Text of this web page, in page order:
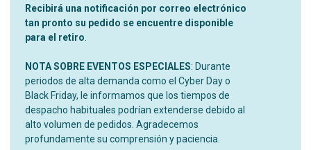
Recibirá una notificación por correo electrónico
tan pronto su pedido se encuentre disponible
para el retiro
NOTA SOBRE EVENTOS ESPECIALES: Durante
periodos de alta demanda como el Cyber Day o
Black Friday, le informamos que los tiempos de
despacho habituales podrían extenderse debido al
alto volumen de pedidos. Agradecemos
profundamente su comprensión y paciencia.